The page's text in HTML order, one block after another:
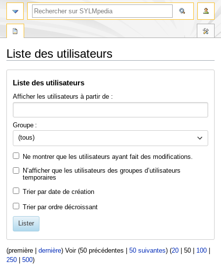
Liste des utilisateurs
navigation
recherche
Liste des utilisateurs
Afficher les utilisateurs à partir de :
Groupe :
(tous)
Ne montrer que les utilisateurs ayant fait des modifications.
N’afficher que les utilisateurs des groupes d’utilisateurs
temporaires
Trier par date de création
Trier par ordre décroissant
Lister
(première| dernière) Voir (50 précédentes 50 suivantes) (20| 50| 100|
250| 500)